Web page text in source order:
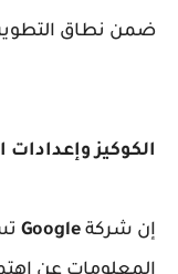
ضمن نطاق
الكوكيز
إن شركة Google